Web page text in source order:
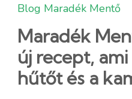
Blog Maradék Mentő
Maradék
új recept,
hűtőt és a